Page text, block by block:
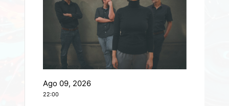
Ago 09, 2026
22:00